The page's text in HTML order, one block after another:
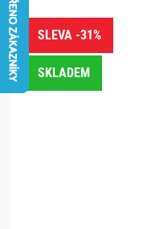
SLEVA -31%
SKLADEM